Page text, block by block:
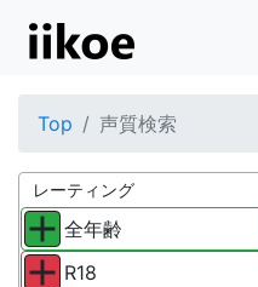
Top 声質検索
レーティング
全年齢
R18